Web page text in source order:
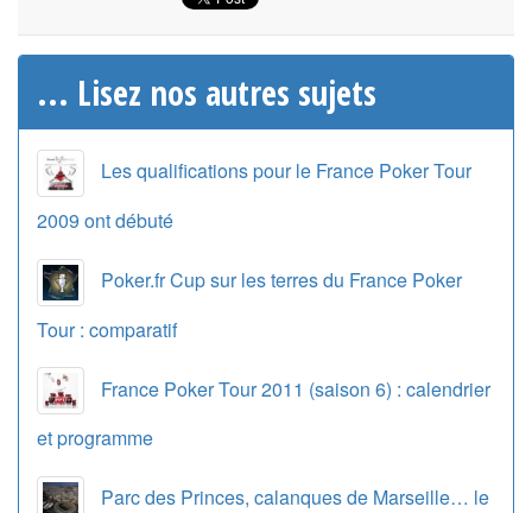
... Lisez nos autres sujets
Les qualifications pour le France Poker Tour
2009 ont débuté
Poker.fr Cup sur les terres du France Poker
Tour : comparatif
France Poker Tour 2011 (saison 6) : calendrier
et programme
Parc des Princes, calanques de Marseille… le